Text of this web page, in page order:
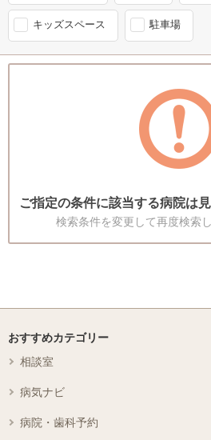
キッズスペース 駐車場
ご指定の条件に該当する病院は
検索条件を変更して再度検索
おすすめカテゴリー
相談室
病気ナビ
病院・歯科予約